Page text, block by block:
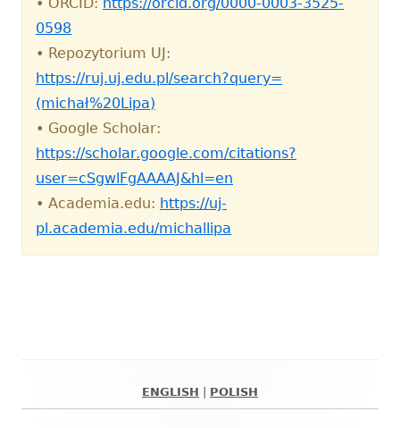
0598
• Repozytorium UJ:
https://ruj.uj.edu.pl/search?query=
(michał%20Lipa)
• Google Scholar:
https://scholar.google.com/citations?
user=cSgwlFgAAAAJ&hl=en
• Academia.edu: https://uj-
pl.academia.edu/michallipa
ENGLISH POLISH